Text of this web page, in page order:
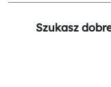
Szukasz